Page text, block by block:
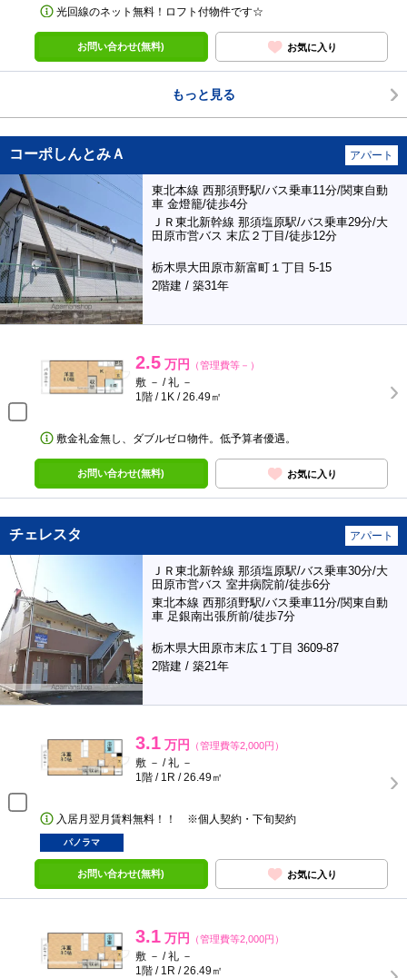
光回線のネット無料！ロフト付物件です☆
お問い合わせ(無料) お気に入り
もっと見る
コーポしんとみＡ アパート
東北本線 西那須野駅/バス乗車11分/関東自動
車 金燈籠/徒歩4分
ＪＲ東北新幹線 那須塩原駅/バス乗車29分/大
田原市営バス 末広２丁目/徒歩12分
栃木県大田原市新富町１丁目 5-15
2階建 / 築31年
2.5 万円 （管理費等－）
敷 － / 礼 －
1階 / 1K / 26.49㎡
敷金礼金無し、ダブルゼロ物件。低予算者優遇。
お問い合わせ(無料) お気に入り
チェレスタ アパート
ＪＲ東北新幹線 那須塩原駅/バス乗車30分/大
田原市営バス 室井病院前/徒歩6分
東北本線 西那須野駅/バス乗車11分/関東自動
車 足銀南出張所前/徒歩7分
栃木県大田原市末広１丁目 3609-87
2階建 / 築21年
3.1 万円 （管理費等2,000円）
敷 － / 礼 －
1階 / 1R / 26.49㎡
入居月翌月賃料無料！！ ※個人契約・下旬契約
パノラマ
お問い合わせ(無料) お気に入り
3.1 万円 （管理費等2,000円）
敷 － / 礼 －
1階 / 1R / 26.49㎡